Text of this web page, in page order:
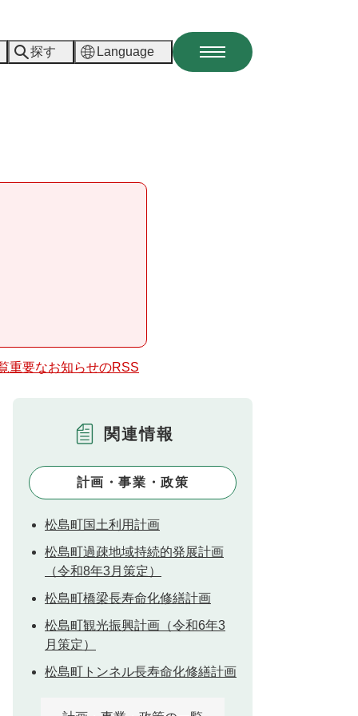
探す Language
重要なお知らせのRSS
関連情報
計画・事業・政策
松島町国土利用計画
松島町過疎地域持続的発展計画
（令和8年3月策定）
松島町橋梁長寿命化修繕計画
松島町観光振興計画（令和6年3
月策定）
松島町トンネル長寿命化修繕計画